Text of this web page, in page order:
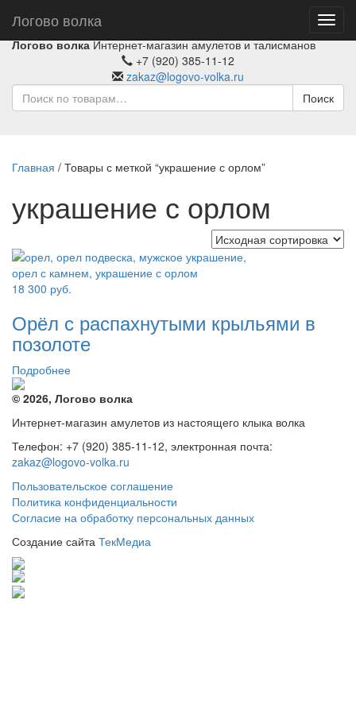
Логово волка
Логово волка Интернет-магазин амулетов и талисманов
+7 (920) 385-11-12
zakaz@logovo-volka.ru
Поиск
Главная / Товары с меткой “украшение с орлом”
украшение с орлом
18 300 руб.
Орёл с распахнутыми крыльями в
позолоте
Подробнее
© 2026, Логово волка
Интернет-магазин амулетов из настоящего клыка волка
Телефон: +7 (920) 385-11-12, электронная почта:
zakaz@logovo-volka.ru
Пользовательское соглашение
Политика конфиденциальности
Согласие на обработку персональных данных
Создание сайта ТекМедиа